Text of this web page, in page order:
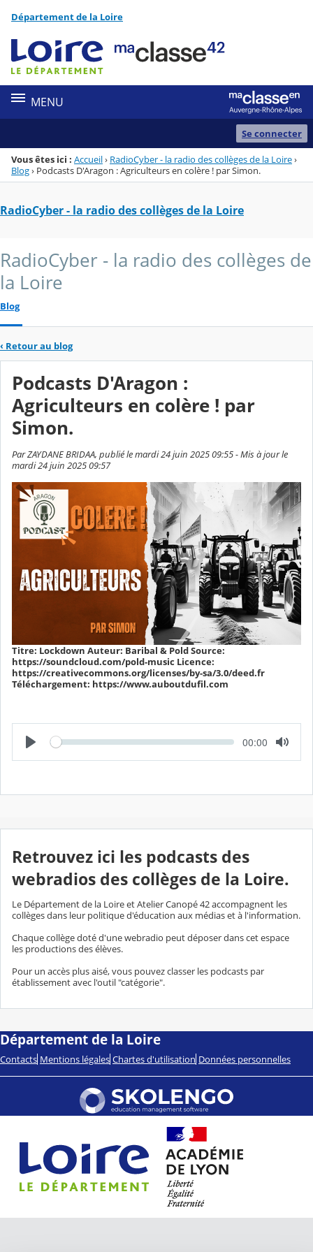
Menu de la rubrique
Contenu
Département de la Loire
MENU
Se connecter
Vous êtes ici : Accueil› RadioCyber - la radio des collèges de la Loire›
Blog› Podcasts D'Aragon : Agriculteurs en colère ! par Simon.
RadioCyber - la radio des collèges de la Loire
RadioCyber - la radio des collèges de
la Loire
Blog
‹ Retour au blog
Podcasts D'Aragon :
Agriculteurs en colère ! par
Simon.
Par ZAYDANE BRIDAA, publié le mardi 24 juin 2025 09:55 - Mis à jour le
mardi 24 juin 2025 09:57
Titre: Lockdown Auteur: Baribal & Pold Source:
https://soundcloud.com/pold-music Licence:
https://creativecommons.org/licenses/by-sa/3.0/deed.fr
Téléchargement: https://www.auboutdufil.com
L
e
c
e
T
m
é
l
00:00
Retrouvez ici les podcasts des
webradios des collèges de la Loire.
Le Département de la Loire et Atelier Canopé 42 accompagnent les
collèges dans leur politique d'éducation aux médias et à l'information.
Chaque collège doté d'une webradio peut déposer dans cet espace
les productions des élèves.
Pour un accès plus aisé, vous pouvez classer les podcasts par
établissement avec l'outil "catégorie".
Département de la Loire
Contacts Mentions légales Chartes d'utilisation Données personnelles